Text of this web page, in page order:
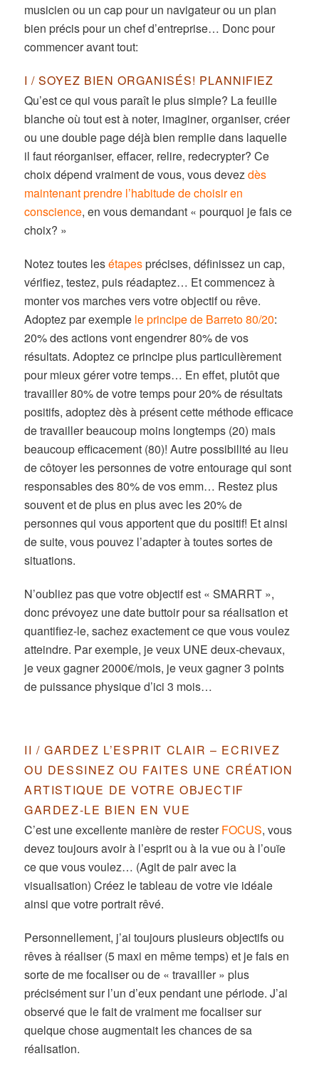
musicien ou un cap pour un navigateur ou un plan
bien précis pour un chef d’entreprise… Donc pour
commencer avant tout:
I / SOYEZ BIEN ORGANISÉS! PLANNIFIEZ
Qu’est ce qui vous paraît le plus simple? La feuille
blanche où tout est à noter, imaginer, organiser, créer
ou une double page déjà bien remplie dans laquelle
il faut réorganiser, effacer, relire, redecrypter? Ce
choix dépend vraiment de vous, vous devezdès
maintenant prendre l’habitude de choisir en
conscience, en vous demandant « pourquoi je fais ce
choix? »
Notez toutes lesétapesprécises, définissez un cap,
vérifiez, testez, puis réadaptez… Et commencez à
monter vos marches vers votre objectif ou rêve.
Adoptez par exemple le principe de Barreto 80/20:
20% des actions vont engendrer 80% de vos
résultats. Adoptez ce principe plus particulièrement
pour mieux gérer votre temps… En effet, plutôt que
travailler 80% de votre temps pour 20% de résultats
positifs, adoptez dès à présent cette méthode efficace
de travailler beaucoup moins longtemps (20) mais
beaucoup efficacement (80)! Autre possibilité au lieu
de côtoyer les personnes de votre entourage qui sont
responsables des 80% de vos emm… Restez plus
souvent et de plus en plus avec les 20% de
personnes qui vous apportent que du positif! Et ainsi
de suite, vous pouvez l’adapter à toutes sortes de
situations.
N’oubliez pas que votre objectif est « SMARRT »,
donc prévoyez une date buttoir pour sa réalisation et
quantifiez-le, sachez exactement ce que vous voulez
atteindre. Par exemple, je veux UNE deux-chevaux,
je veux gagner 2000€/mois, je veux gagner 3 points
de puissance physique d’ici 3 mois…
II / GARDEZ L’ESPRIT CLAIR – ECRIVEZ
OU DESSINEZ OU FAITES UNE CRÉATION
ARTISTIQUE DE VOTRE OBJECTIF
GARDEZ-LE BIEN EN VUE
C’est une excellente manière de resterFOCUS, vous
devez toujours avoir à l’esprit ou à la vue ou à l’ouïe
ce que vous voulez… (Agit de pair avec la
visualisation) Créez le tableau de votre vie idéale
ainsi que votre portrait rêvé.
Personnellement, j’ai toujours plusieurs objectifs ou
rêves à réaliser (5 maxi en même temps) et je fais en
sorte de me focaliser ou de « travailler » plus
précisément sur l’un d’eux pendant une période. J’ai
observé que le fait de vraiment me focaliser sur
quelque chose augmentait les chances de sa
réalisation.